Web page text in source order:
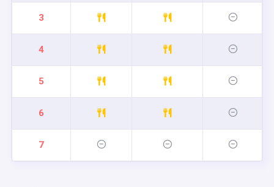
3
4
5
6
7